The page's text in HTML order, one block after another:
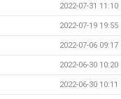
2022-07-31 11:10
2022-07-19 19:55
2022-07-06 09:17
2022-06-30 10:20
2022-06-30 10:11